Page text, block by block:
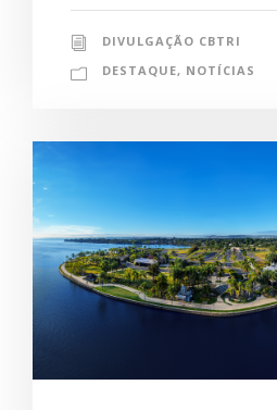
DIVULGAÇÃO CBTRI
DESTAQUE, NOTÍCIAS